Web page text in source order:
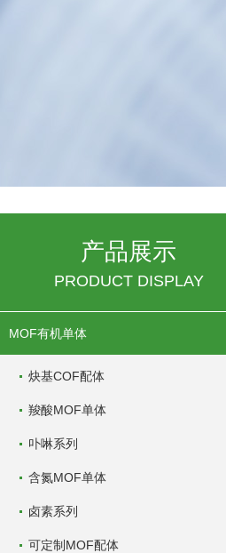
产品展示
PRODUCT DISPLAY
MOF有机单体
炔基COF配体
羧酸MOF单体
卟啉系列
含氮MOF单体
卤素系列
可定制MOF配体